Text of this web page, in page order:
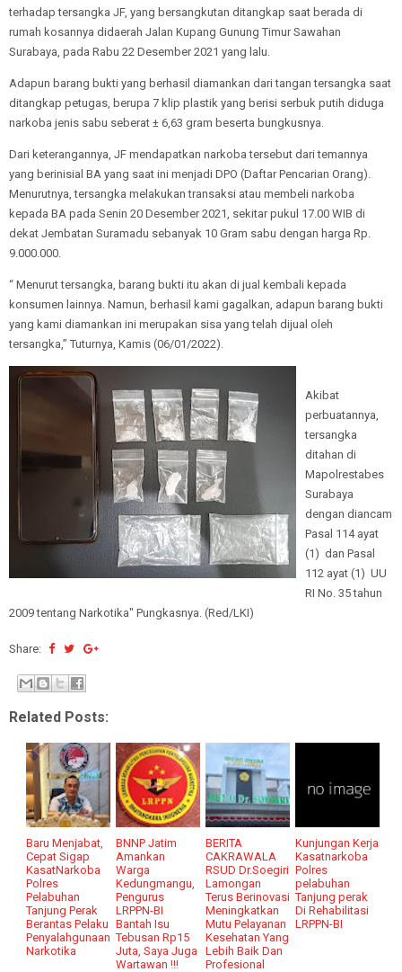
terhadap tersangka JF, yang bersangkutan ditangkap saat berada di
rumah kosannya didaerah Jalan Kupang Gunung Timur Sawahan
Surabaya, pada Rabu 22 Desember 2021 yang lalu.
Adapun barang bukti yang berhasil diamankan dari tangan tersangka saat
ditangkap petugas, berupa 7 klip plastik yang berisi serbuk putih diduga
narkoba jenis sabu seberat ± 6,63 gram beserta bungkusnya.
Dari keterangannya, JF mendapatkan narkoba tersebut dari temannya
yang berinisial BA yang saat ini menjadi DPO (Daftar Pencarian Orang).
Menurutnya, tersangka melakukan transaksi atau membeli narkoba
kepada BA pada Senin 20 Desember 2021, sekitar pukul 17.00 WIB di
dekat Jembatan Suramadu sebanyak 10 Gram sabu dengan harga Rp.
9.000.000.
“ Menurut tersangka, barang bukti itu akan di jual kembali kepada
konsumen lainnya. Namun, berhasil kami gagalkan, adapun barang bukti
yang kami diamankan ini merupakan sisa yang telah dijual oleh
tersangka,” Tuturnya, Kamis (06/01/2022).
Akibat
perbuatannya,
tersangka
ditahan di
Mapolrestabes
Surabaya
dengan diancam
Pasal 114 ayat
(1) dan Pasal
112 ayat (1) UU
RI No. 35 tahun
2009 tentang Narkotika" Pungkasnya. (Red/LKI)
Share:
Related Posts:
Baru Menjabat,
Cepat Sigap
KasatNarkoba
Polres
Pelabuhan
Tanjung Perak
Berantas Pelaku
Penyalahgunaan
Narkotika
BNNP Jatim
Amankan
Warga
Kedungmangu,
Pengurus
LRPPN-BI
Bantah Isu
Tebusan Rp15
Juta, Saya Juga
Wartawan !!!
BERITA
CAKRAWALA
RSUD Dr.Soegiri
Lamongan
Terus Berinovasi
Meningkatkan
Mutu Pelayanan
Kesehatan Yang
Lebih Baik Dan
Profesional
Kunjungan Kerja
Kasatnarkoba
Polres
pelabuhan
Tanjung perak
Di Rehabilitasi
LRPPN-BI